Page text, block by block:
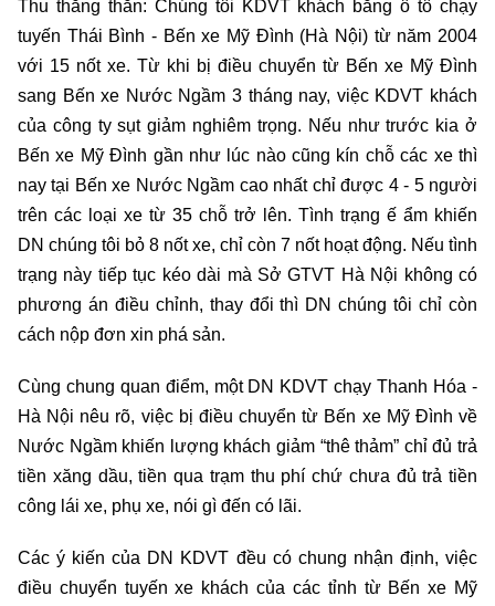
Thu thẳng thắn: Chúng tôi KDVT khách bằng ô tô chạy
tuyến Thái Bình - Bến xe Mỹ Đình (Hà Nội) từ năm 2004
với 15 nốt xe. Từ khi bị điều chuyển từ Bến xe Mỹ Đình
sang Bến xe Nước Ngầm 3 tháng nay, việc KDVT khách
của công ty sụt giảm nghiêm trọng. Nếu như trước kia ở
Bến xe Mỹ Đình gần như lúc nào cũng kín chỗ các xe thì
nay tại Bến xe Nước Ngầm cao nhất chỉ được 4 - 5 người
trên các loại xe từ 35 chỗ trở lên. Tình trạng ế ẩm khiến
DN chúng tôi bỏ 8 nốt xe, chỉ còn 7 nốt hoạt động. Nếu tình
trạng này tiếp tục kéo dài mà Sở GTVT Hà Nội không có
phương án điều chỉnh, thay đổi thì DN chúng tôi chỉ còn
cách nộp đơn xin phá sản.
Cùng chung quan điểm, một DN KDVT chạy Thanh Hóa -
Hà Nội nêu rõ, việc bị điều chuyển từ Bến xe Mỹ Đình về
Nước Ngầm khiến lượng khách giảm “thê thảm” chỉ đủ trả
tiền xăng dầu, tiền qua trạm thu phí chứ chưa đủ trả tiền
công lái xe, phụ xe, nói gì đến có lãi.
Các ý kiến của DN KDVT đều có chung nhận định, việc
điều chuyển tuyến xe khách của các tỉnh từ Bến xe Mỹ